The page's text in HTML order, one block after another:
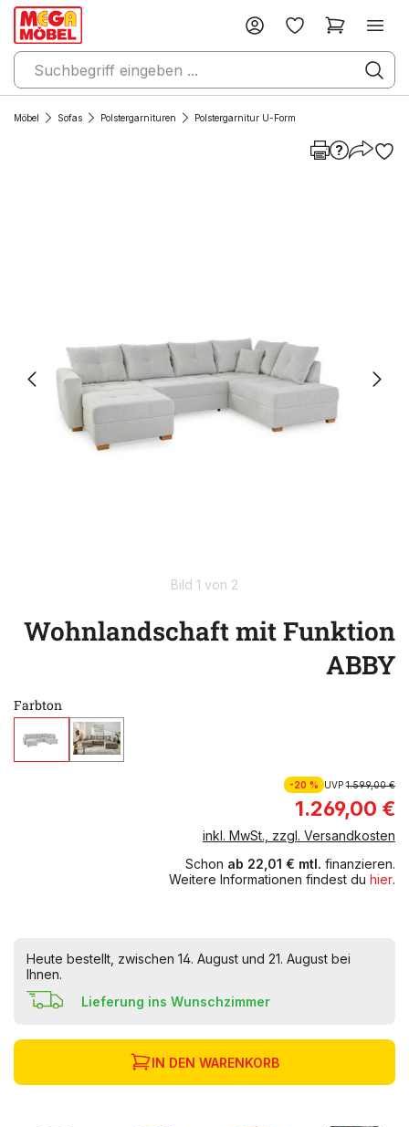
Möbel Sofas Polstergarnituren Polstergarnitur U-Form
Bild 1 von 2
Wohnlandschaft mit Funktion
ABBY
Farbton
-20 % UVP1.599,00 €
1.269,00 €
inkl. MwSt., zzgl. Versandkosten
Schon ab 22,01 € mtl. finanzieren.
Weitere Informationen findest du hier.
Heute bestellt, zwischen 14. August und 21. August bei
Ihnen.
Lieferung ins Wunschzimmer
IN DEN WARENKORB